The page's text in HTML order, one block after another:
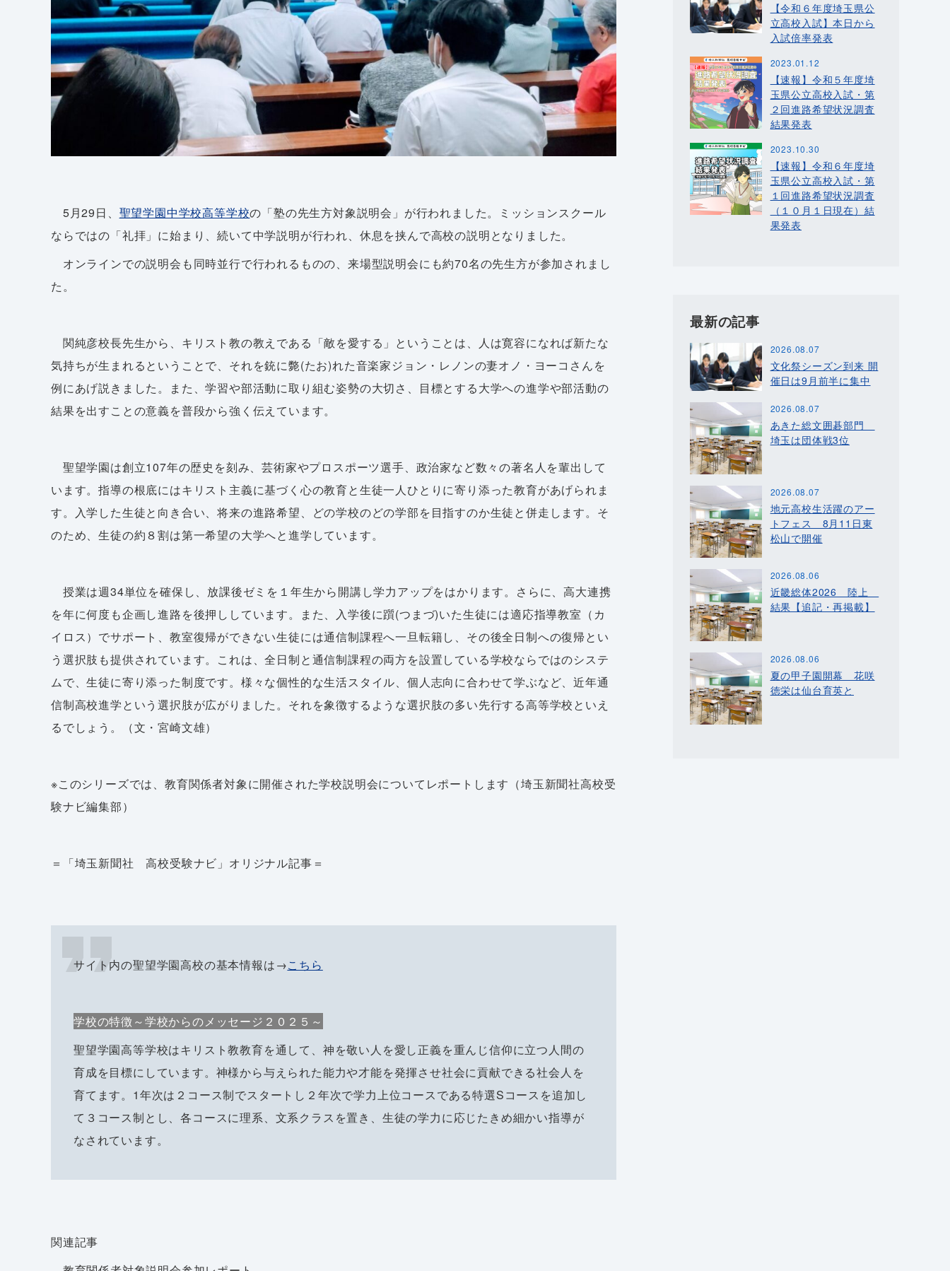
5月29日、 聖望学園中学校高等学校の「塾の先生方対象説明会」が行われました。ミッションスクール
ならではの「礼拝」に始まり、続いて中学説明が行われ、休息を挟んで高校の説明となりました。
オンラインでの説明会も同時並行で行われるものの、来場型説明会にも約70名の先生方が参加されまし
た。
関純彦校長先生から、キリスト教の教えである「敵を愛する」ということは、人は寛容になれば新たな
気持ちが生まれるということで、それを銃に斃(たお)れた音楽家ジョン・レノンの妻オノ・ヨーコさんを
例にあげ説きました。また、学習や部活動に取り組む姿勢の大切さ、目標とする大学への進学や部活動の
結果を出すことの意義を普段から強く伝えています。
聖望学園は創立107年の歴史を刻み、芸術家やプロスポーツ選手、政治家など数々の著名人を輩出して
います。指導の根底にはキリスト主義に基づく心の教育と生徒一人ひとりに寄り添った教育があげられま
す。入学した生徒と向き合い、将来の進路希望、どの学校のどの学部を目指すのか生徒と併走します。そ
のため、生徒の約８割は第一希望の大学へと進学しています。
授業は週34単位を確保し、放課後ゼミを１年生から開講し学力アップをはかります。さらに、高大連携
を年に何度も企画し進路を後押ししています。また、入学後に躓(つまづ)いた生徒には適応指導教室（カ
イロス）でサポート、教室復帰ができない生徒には通信制課程へ一旦転籍し、その後全日制への復帰とい
う選択肢も提供されています。これは、全日制と通信制課程の両方を設置している学校ならではのシステ
ムで、生徒に寄り添った制度です。様々な個性的な生活スタイル、個人志向に合わせて学ぶなど、近年通
信制高校進学という選択肢が広がりました。それを象徴するような選択肢の多い先行する高等学校といえ
るでしょう。（文・宮崎文雄）
※このシリーズでは、教育関係者対象に開催された学校説明会についてレポートします（埼玉新聞社高校受
験ナビ編集部）
＝「埼玉新聞社 高校受験ナビ」オリジナル記事＝
サイト内の聖望学園高校の基本情報は→こちら
学校の特徴～学校からのメッセージ２０２５～
聖望学園高等学校はキリスト教教育を通して、神を敬い人を愛し正義を重んじ信仰に立つ人間の
育成を目標にしています。神様から与えられた能力や才能を発揮させ社会に貢献できる社会人を
育てます。1年次は２コース制でスタートし２年次で学力上位コースである特選Sコースを追加し
て３コース制とし、各コースに理系、文系クラスを置き、生徒の学力に応じたきめ細かい指導が
なされています。
関連記事
【令和６年度埼玉県公
立高校入試】本日から
入試倍率発表
2023.01.12
【速報】令和５年度埼
玉県公立高校入試・第
２回進路希望状況調査
結果発表
2023.10.30
【速報】令和６年度埼
玉県公立高校入試・第
１回進路希望状況調査
（１０月１日現在）結
果発表
最新の記事
2026.08.07
文化祭シーズン到来 開
催日は9月前半に集中
2026.08.07
あきた総文囲碁部門
埼玉は団体戦3位
2026.08.07
地元高校生活躍のアー
トフェス 8月11日東
松山で開催
2026.08.06
近畿総体2026 陸上
結果【追記・再掲載】
2026.08.06
夏の甲子園開幕 花咲
徳栄は仙台育英と